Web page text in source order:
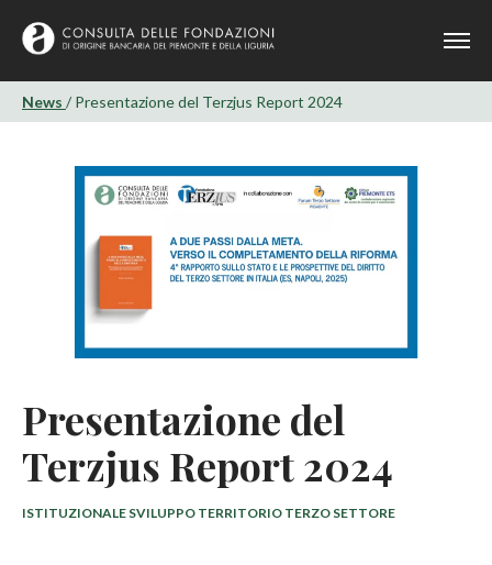
News / Presentazione del Terzjus Report 2024
Presentazione del
Terzjus Report 2024
ISTITUZIONALE SVILUPPO TERRITORIO TERZO SETTORE